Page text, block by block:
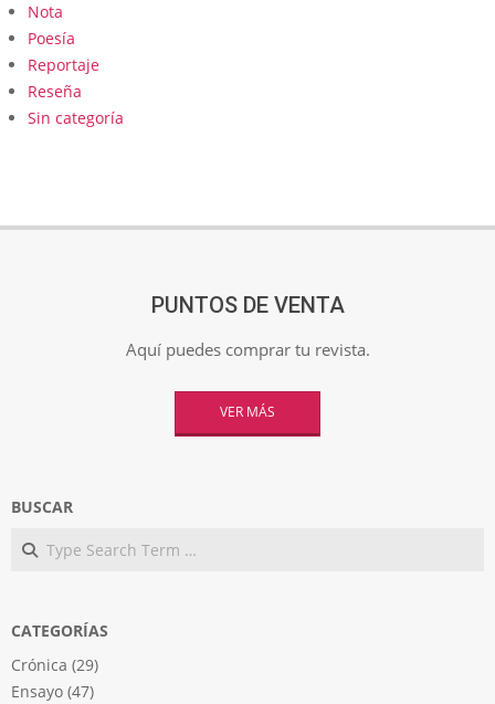
Nota
Poesía
Reportaje
Reseña
Sin categoría
PUNTOS DE VENTA
Aquí puedes comprar tu revista.
VER MÁS
BUSCAR
Search
CATEGORÍAS
Crónica (29)
Ensayo (47)